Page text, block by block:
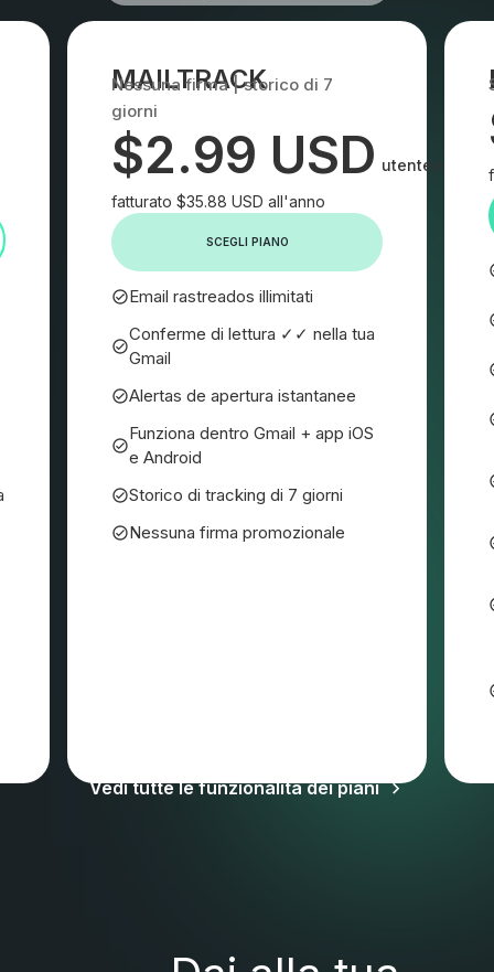
MAILTRACK
Nessuna firma | storico di 7
giorni
$2.99 USD utente/mese
fatturato $35.88 USD all'anno
SCEGLI PIANO
Email rastreados illimitati
Conferme di lettura ✓✓ nella tua
Gmail
Alertas de apertura istantanee
Funziona dentro Gmail + app iOS
e Android
Storico di tracking di 7 giorni
Nessuna firma promozionale
Vedi tutte le funzionalità dei piani